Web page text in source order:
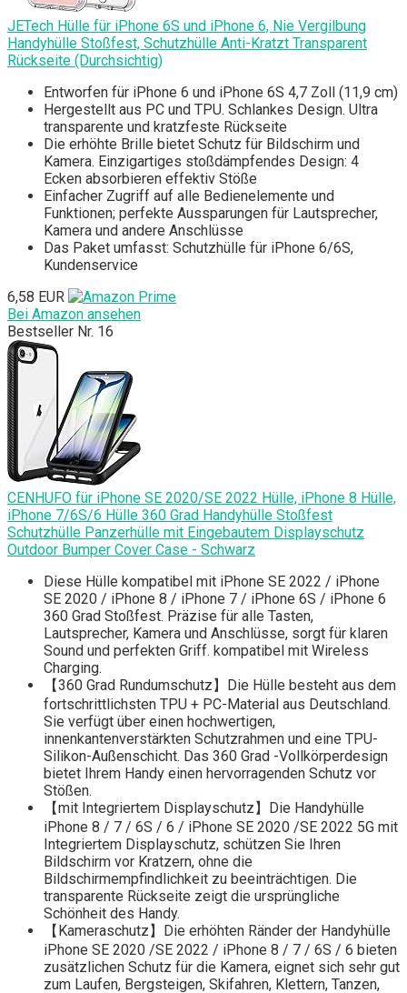
JETech Hülle für iPhone 6S und iPhone 6, Nie Vergilbung
Handyhülle Stoßfest, Schutzhülle Anti-Kratzt Transparent
Rückseite (Durchsichtig)
Entworfen für iPhone 6 und iPhone 6S 4,7 Zoll (11,9 cm)
Hergestellt aus PC und TPU. Schlankes Design. Ultra
transparente und kratzfeste Rückseite
Die erhöhte Brille bietet Schutz für Bildschirm und
Kamera. Einzigartiges stoßdämpfendes Design: 4
Ecken absorbieren effektiv Stöße
Einfacher Zugriff auf alle Bedienelemente und
Funktionen; perfekte Aussparungen für Lautsprecher,
Kamera und andere Anschlüsse
Das Paket umfasst: Schutzhülle für iPhone 6/6S,
Kundenservice
6,58 EUR
Bei Amazon ansehen
Bestseller Nr. 16
CENHUFO für iPhone SE 2020/SE 2022 Hülle, iPhone 8 Hülle,
iPhone 7/6S/6 Hülle 360 Grad Handyhülle Stoßfest
Schutzhülle Panzerhülle mit Eingebautem Displayschutz
Outdoor Bumper Cover Case - Schwarz
Diese Hülle kompatibel mit iPhone SE 2022 / iPhone
SE 2020 / iPhone 8 / iPhone 7 / iPhone 6S / iPhone 6
360 Grad Stoßfest. Präzise für alle Tasten,
Lautsprecher, Kamera und Anschlüsse, sorgt für klaren
Sound und perfekten Griff. kompatibel mit Wireless
Charging.
【360 Grad Rundumschutz】Die Hülle besteht aus dem
fortschrittlichsten TPU + PC-Material aus Deutschland.
Sie verfügt über einen hochwertigen,
innenkantenverstärkten Schutzrahmen und eine TPU-
Silikon-Außenschicht. Das 360 Grad -Vollkörperdesign
bietet Ihrem Handy einen hervorragenden Schutz vor
Stößen.
【mit Integriertem Displayschutz】Die Handyhülle
iPhone 8 / 7 / 6S / 6 / iPhone SE 2020 /SE 2022 5G mit
Integriertem Displayschutz, schützen Sie Ihren
Bildschirm vor Kratzern, ohne die
Bildschirmempfindlichkeit zu beeinträchtigen. Die
transparente Rückseite zeigt die ursprüngliche
Schönheit des Handy.
【Kameraschutz】Die erhöhten Ränder der Handyhülle
iPhone SE 2020 /SE 2022 / iPhone 8 / 7 / 6S / 6 bieten
zusätzlichen Schutz für die Kamera, eignet sich sehr gut
zum Laufen, Bergsteigen, Skifahren, Klettern, Tanzen,